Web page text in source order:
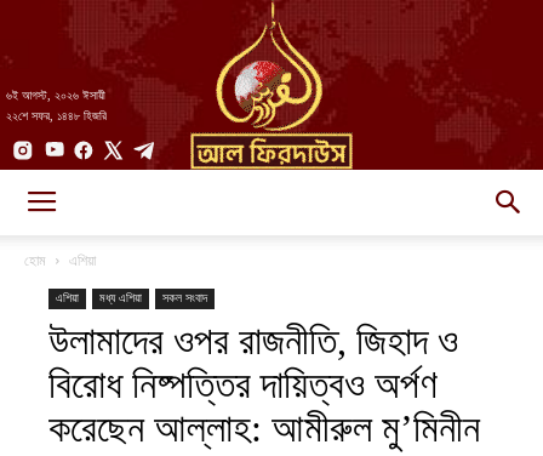
৬ই আগস্ট, ২০২৬ ঈসায়ী
২২শে সফর, ১৪৪৮ হিজরি
||
আল-
হোম এশিয়া
এশিয়া মধ্য এশিয়া সকল সংবাদ
উলামাদের ওপর রাজনীতি, জিহাদ ও
বিরোধ নিষ্পত্তির দায়িত্বও অর্পণ
করেছেন আল্লাহ: আমীরুল মু’মিনীন